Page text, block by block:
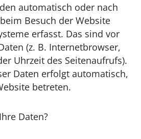
automatisch oder nach
Besuch der Website
erfasst. Das sind vor
(z. B. Internetbrowser,
Uhrzeit des Seitenaufrufs).
Daten erfolgt automatisch,
betreten.
Daten?